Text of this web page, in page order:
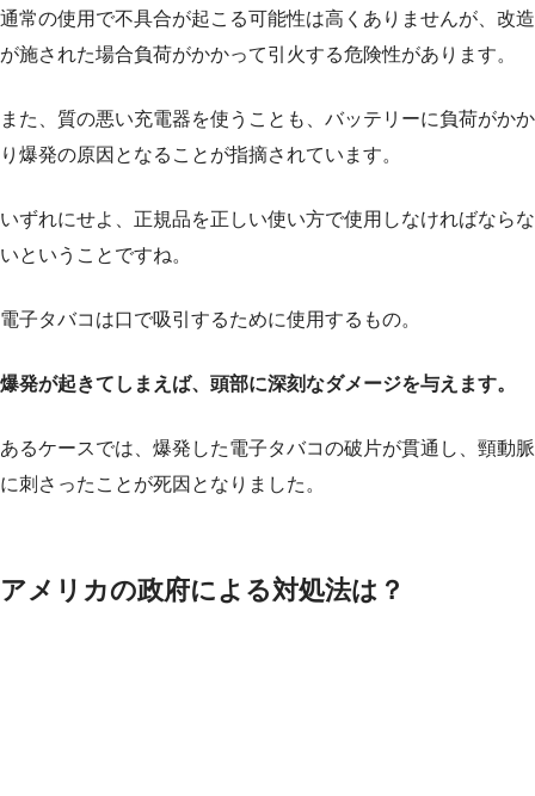
通常の使用で不具合が起こる可能性は高くありませんが、改造
が施された場合負荷がかかって引火する危険性があります。
また、質の悪い充電器を使うことも、バッテリーに負荷がかか
り爆発の原因となることが指摘されています。
いずれにせよ、正規品を正しい使い方で使用しなければならな
いということですね。
電子タバコは口で吸引するために使用するもの。
爆発が起きてしまえば、頭部に深刻なダメージを与えます。
あるケースでは、爆発した電子タバコの破片が貫通し、頸動脈
に刺さったことが死因となりました。
アメリカの政府による対処法は？